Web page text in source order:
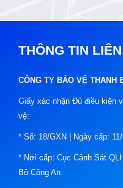
THÔNG TIN
CÔNG TY BẢO VỆ THANH
Giấy xác nhận Đủ điều kiện
vệ:
* Số: 18/GXN | Ngày cấp:
* Nơi cấp: Cục Cảnh Sát
Bộ Công An